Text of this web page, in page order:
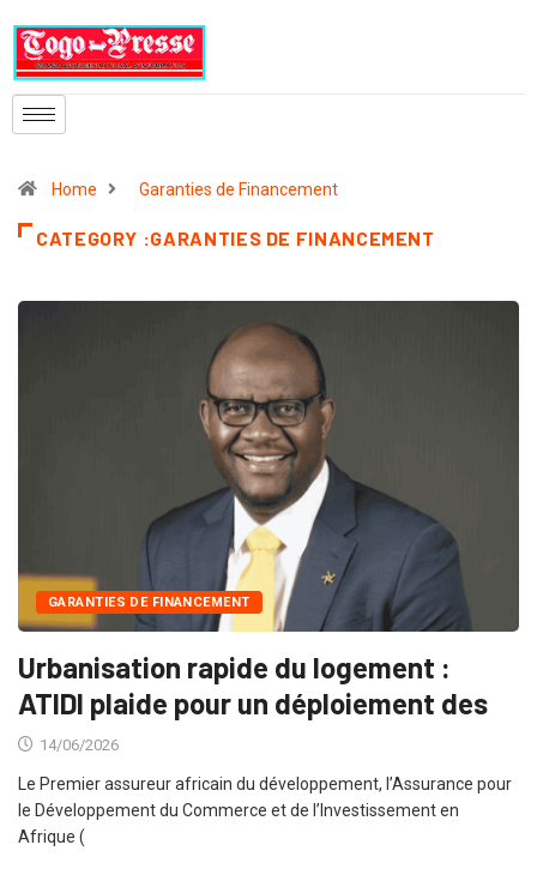
Home Garanties de Financement
CATEGORY :GARANTIES DE FINANCEMENT
GARANTIES DE FINANCEMENT
Urbanisation rapide du logement :
ATIDI plaide pour un déploiement des
14/06/2026
Le Premier assureur africain du développement, l’Assurance pour
le Développement du Commerce et de l’Investissement en
Afrique (